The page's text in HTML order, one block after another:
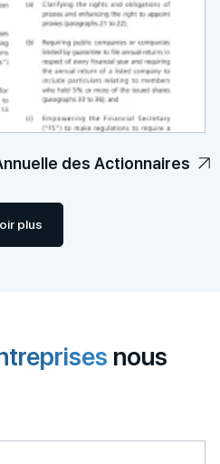
des Actionnaires
plus
nous